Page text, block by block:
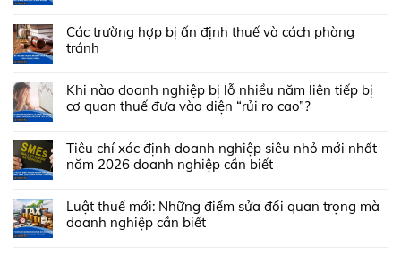
Các trường hợp bị ấn định thuế và cách phòng
tránh
Khi nào doanh nghiệp bị lỗ nhiều năm liên tiếp bị
cơ quan thuế đưa vào diện “rủi ro cao”?
Tiêu chí xác định doanh nghiệp siêu nhỏ mới nhất
năm 2026 doanh nghiệp cần biết
Luật thuế mới: Những điểm sửa đổi quan trọng mà
doanh nghiệp cần biết